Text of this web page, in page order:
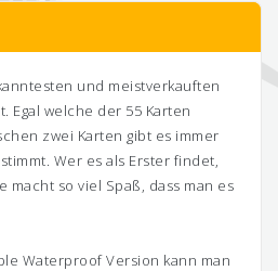
und meistverkauften
Egal welche der 55 Karten
zwei Karten gibt es immer
Wer es als Erster findet,
macht so viel Spaß, dass man es
Waterproof Version kann man